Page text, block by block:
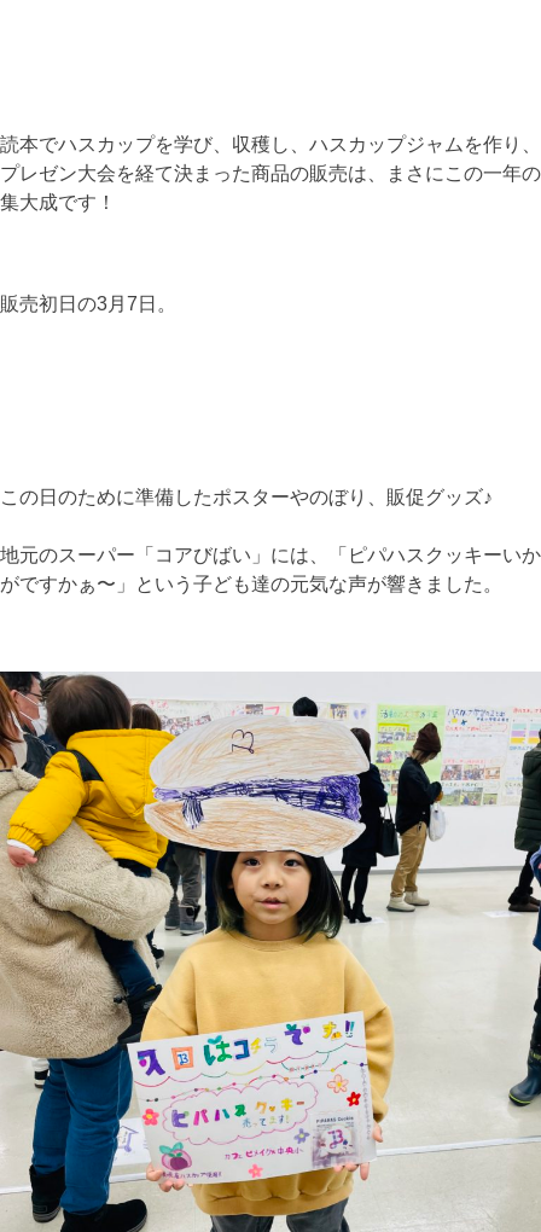
読本でハスカップを学び、収穫し、ハスカップジャムを作り、
プレゼン大会を経て決まった商品の販売は、まさにこの一年の
集大成です！
販売初日の3月7日。
この日のために準備したポスターやのぼり、販促グッズ♪
地元のスーパー「コアびばい」には、「ピパハスクッキーいか
がですかぁ〜」という子ども達の元気な声が響きました。